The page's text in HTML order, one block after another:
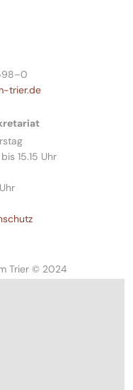
trier.de
15.15 Uhr
Trier © 2024